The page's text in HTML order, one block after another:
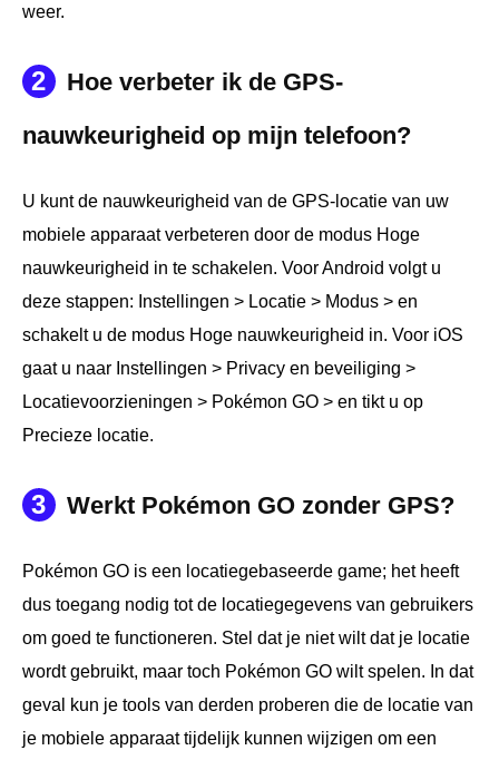
weer.
2
Hoe verbeter ik de GPS-
nauwkeurigheid op mijn telefoon?
U kunt de nauwkeurigheid van de GPS-locatie van uw
mobiele apparaat verbeteren door de modus Hoge
nauwkeurigheid in te schakelen. Voor Android volgt u
deze stappen: Instellingen > Locatie > Modus > en
schakelt u de modus Hoge nauwkeurigheid in. Voor iOS
gaat u naar Instellingen > Privacy en beveiliging >
Locatievoorzieningen > Pokémon GO > en tikt u op
Precieze locatie.
3 Werkt Pokémon GO zonder GPS?
Pokémon GO is een locatiegebaseerde game; het heeft
dus toegang nodig tot de locatiegegevens van gebruikers
om goed te functioneren. Stel dat je niet wilt dat je locatie
wordt gebruikt, maar toch Pokémon GO wilt spelen. In dat
geval kun je tools van derden proberen die de locatie van
je mobiele apparaat tijdelijk kunnen wijzigen om een